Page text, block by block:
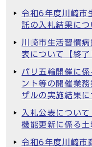
令和6年度川崎市
託の入札結果につ
川崎市生活習慣
表について【終了
パリ五輪開催に
ント等の開催業
ザルの実施結果に
入札公表につい
機能更新に係る土
令和6年度川崎市